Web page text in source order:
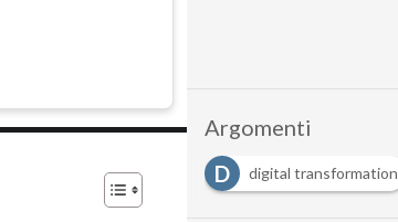
Argomenti
C
D digital transformation